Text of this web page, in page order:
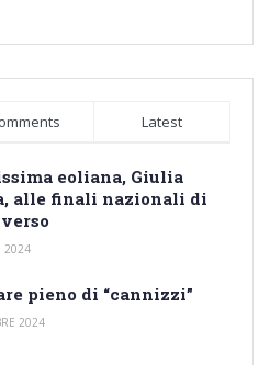
Latest
eoliana, Giulia
alle finali nazionali di
2024
pieno di “cannizzi”
2024